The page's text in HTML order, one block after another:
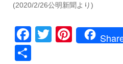
(2020/2/26公明新聞より)
Facebook
Twitter